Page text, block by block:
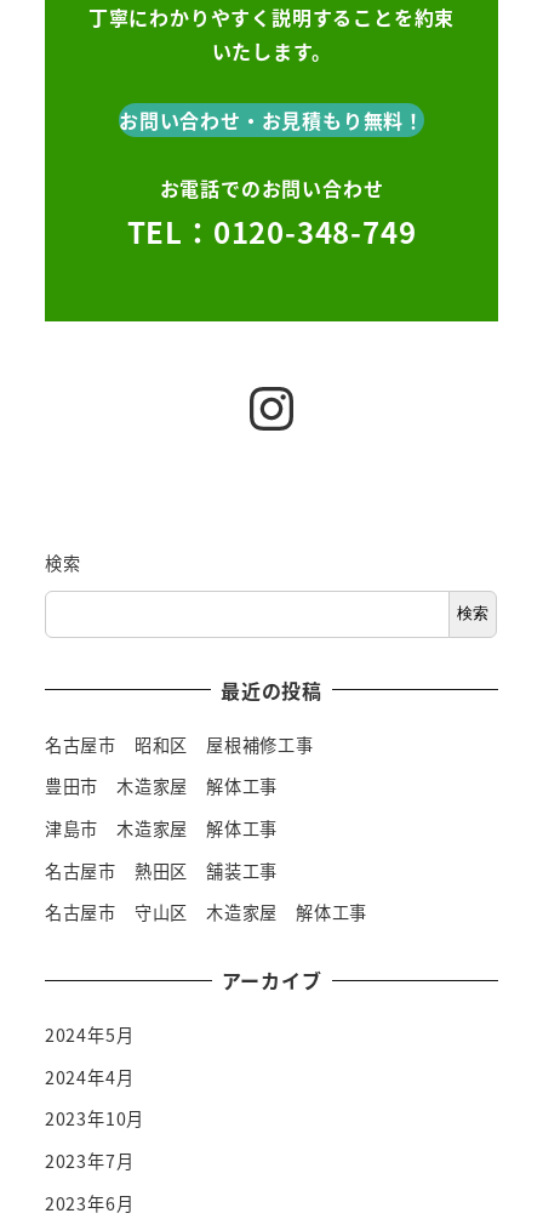
丁寧にわかりやすく説明することを約束
いたします。
お問い合わせ・お見積もり無料！
お電話でのお問い合わせ
TEL：0120-348-749
Instagram
検索
検索
最近の投稿
名古屋市 昭和区 屋根補修工事
豊田市 木造家屋 解体工事
津島市 木造家屋 解体工事
名古屋市 熱田区 舗装工事
名古屋市 守山区 木造家屋 解体工事
アーカイブ
2024年5月
2024年4月
2023年10月
2023年7月
2023年6月